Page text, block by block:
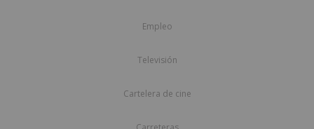
Empleo
Televisión
Cartelera de cine